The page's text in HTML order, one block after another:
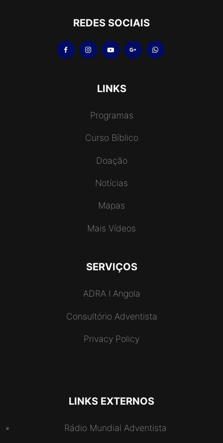
REDES SOCIAIS
LINKS
Programas
Curso Bíblico
Doação
Notícias
Mapas
Mais Vídeos
SERVIÇOS
ADRA I Angola
Consultório Adventista
Privacy Policy
LINKS EXTERNOS
Rádio Mundial Adventista